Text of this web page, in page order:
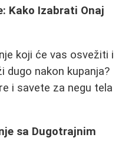
Kako Izabrati Onaj
koji će vas osvežiti i
dugo nakon kupanja?
i savete za negu tela
sa Dugotrajnim